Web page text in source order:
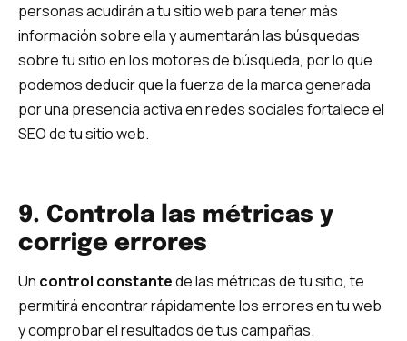
personas acudirán a tu sitio web para tener más
información sobre ella y aumentarán las búsquedas
sobre tu sitio en los motores de búsqueda, por lo que
podemos deducir que la fuerza de la marca generada
por una presencia activa en redes sociales fortalece el
SEO de tu sitio web.
9. Controla las métricas y
corrige errores
Un control constantede las métricas de tu sitio, te
permitirá encontrar rápidamente los errores en tu web
y comprobar el resultados de tus campañas.